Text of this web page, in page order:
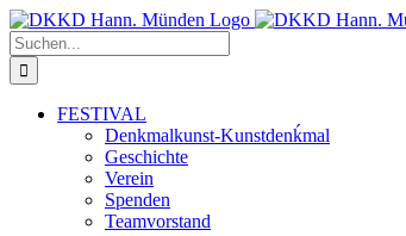
Zum
Inhalt
springen
Suche
nach:
FESTIVAL
Denkmalkunst-Kunstdenḱmal
Geschichte
Verein
Spenden
Teamvorstand